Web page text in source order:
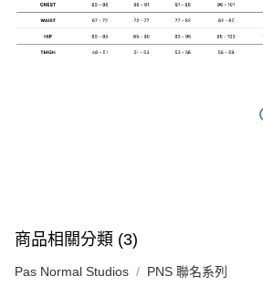
商品相關分類 (3)
Pas Normal Studios PNS 聯名系列